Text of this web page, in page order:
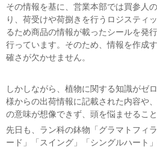
その情報を基に、営業本部では買参人
り、荷受けや荷捌きを行うロジスティ
るため商品の情報が載ったシールを発
行っています。そのため、情報を作成
確さが欠かせません。
しかしながら、植物に関する知識がゼ
様からの出荷情報に記載された内容や
の意味が想像できず、頭を悩ませるこ
先日も、ラン科の鉢物「グラマトフィ
ード」「スイング」「シングルハート」